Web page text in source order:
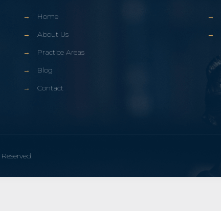
→
Home
→
About Us
→
Practice Areas
→
Blog
→
Contact
→
→